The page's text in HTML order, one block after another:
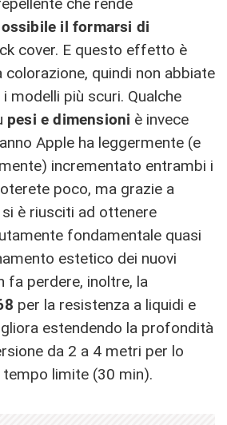
che rende
il formarsi di
cover. E questo effetto è
colorazione, quindi non abbiate
modelli più scuri. Qualche
pesi e dimensioni è invece
Apple ha leggermente (e
incrementato entrambi i
poco, ma grazie a
è riusciti ad ottenere
fondamentale quasi
estetico dei nuovi
fa perdere, inoltre, la
per la resistenza a liquidi e
estendendo la profondità
da 2 a 4 metri per lo
limite (30 min).